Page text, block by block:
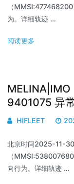
（
为。详细轨迹 …
阅读更多
9401075 异
HIFLEET
北京时间2025-11-
（
向行为。详细轨迹 …